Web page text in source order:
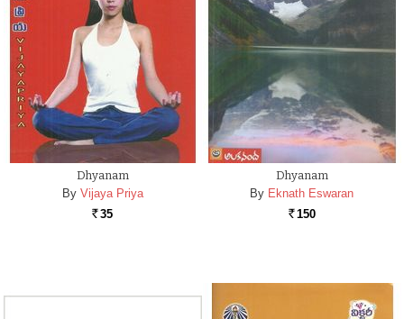
Dhyanam
By Vijaya Priya
Rs. 35
Dhyanam
By Eknath Eswaran
Rs. 150